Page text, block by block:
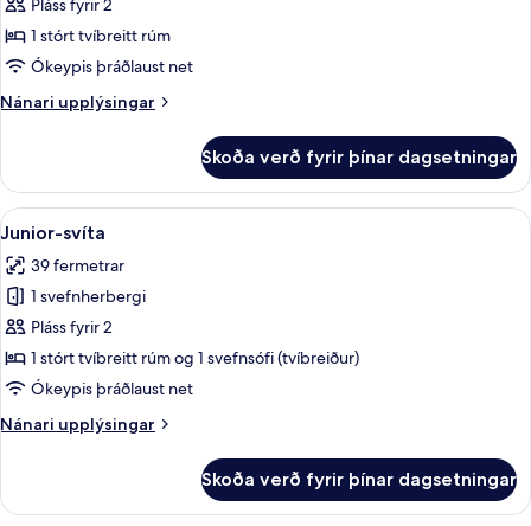
fyrir
Premier-
herbergi
1 stórt tvíbreitt rúm
Ókeypis þráðlaust net
Nánari upplýsingar
Nánari
herbergi
Skoða verð fyrir þínar dagsetningar
Skoða
allar
myndir
fyrir
Junior-
svíta
Míníbar, öryggishólf í herbergi,
10
Junior-svíta
39 fermetrar
1 svefnherbergi
Pláss fyrir 2
1 stórt tvíbreitt rúm og 1 svefnsófi (tvíbreiður)
Ókeypis þráðlaust net
Nánari upplýsingar
Nánari
svíta
Skoða verð fyrir þínar dagsetningar